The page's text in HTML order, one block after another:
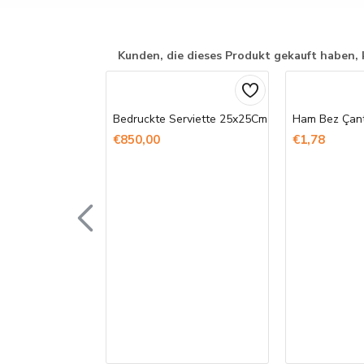
Kunden, die dieses Produkt gekauft haben,
Bedruckte Serviette 25x25Cm
€850,00 €1,78